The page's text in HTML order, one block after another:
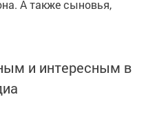
А также сыновья,
и интересным в